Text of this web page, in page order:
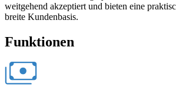
weitgehend akzeptiert und bieten eine
breite Kundenbasis.
Funktionen